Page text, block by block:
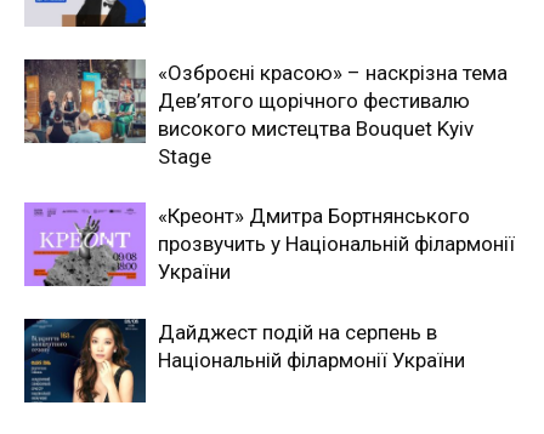
«Озброєні красою» – наскрізна тема
Дев’ятого щорічного фестивалю
високого мистецтва Bouquet Kyiv
Stage
«Креонт» Дмитра Бортнянського
прозвучить у Національній філармонії
України
Дайджест подій на серпень в
Національній філармонії України